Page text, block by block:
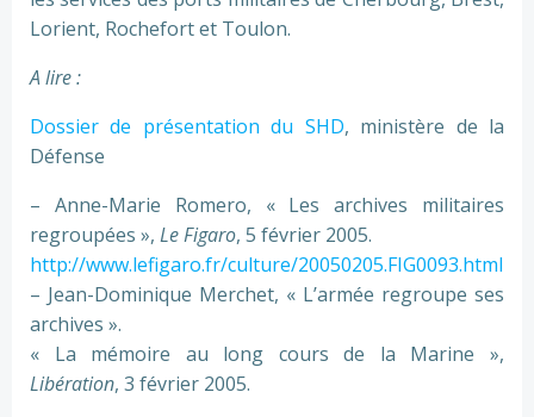
Lorient, Rochefort et Toulon.
A lire :
Dossier de présentation du SHD, ministère de la
Défense
– Anne-Marie Romero, « Les archives militaires
regroupées », Le Figaro, 5 février 2005.
http://www.lefigaro.fr/culture/20050205.FIG0093.html
– Jean-Dominique Merchet, « L’armée regroupe ses
archives ».
« La mémoire au long cours de la Marine »,
Libération, 3 février 2005.